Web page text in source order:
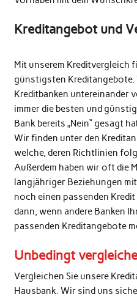
Kreditangebot und
Mit unserem Kreditvergleich
günstigsten
Kreditbanken untereinander
immer die besten und
Bank bereits „Nein“ gesagt
Wir finden unter den
welche, deren Richtlinien
Außerdem haben wir oft die
langjähriger Beziehungen
noch einen passenden
dann, wenn andere Banken
passenden Kreditangebote
Unbedingt
Vergleichen Sie unsere
Hausbank. Wir sind uns